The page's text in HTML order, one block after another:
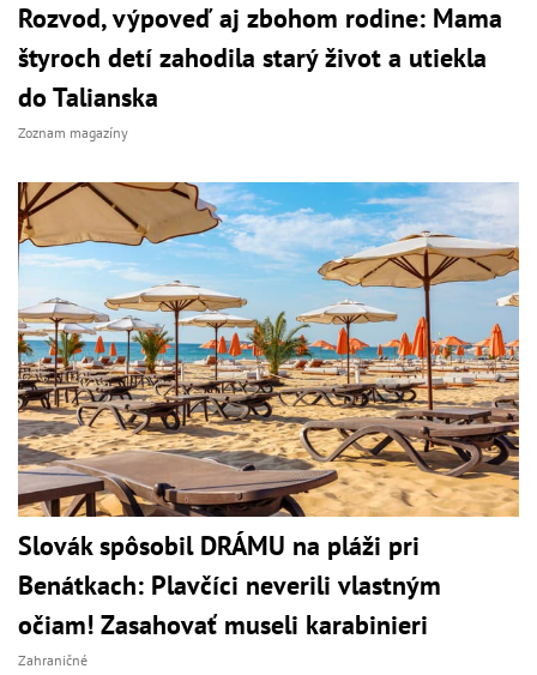
Rozvod, výpoveď aj zbohom rodine: Mama
štyroch detí zahodila starý život a utiekla
do Talianska
Zoznam magazíny
Slovák spôsobil DRÁMU na pláži pri
Benátkach: Plavčíci neverili vlastným
očiam! Zasahovať museli karabinieri
Zahraničné